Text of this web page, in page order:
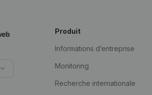
Produit
Informations d’entreprise
Monitoring
Recherche internationale